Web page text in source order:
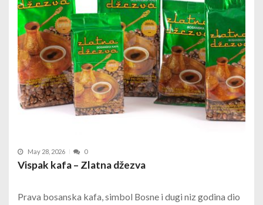
May 28, 2026 0
Vispak kafa – Zlatna džezva
Prava bosanska kafa, simbol Bosne i dugi niz godina dio